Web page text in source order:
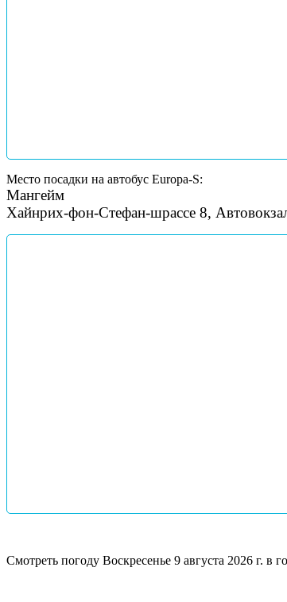
Место посадки на автобус Europa-S:
Мангейм
Хайнрих-фон-Стефан-шрассе 8,
Смотреть погоду Воскресенье 9 августа 2026 г.